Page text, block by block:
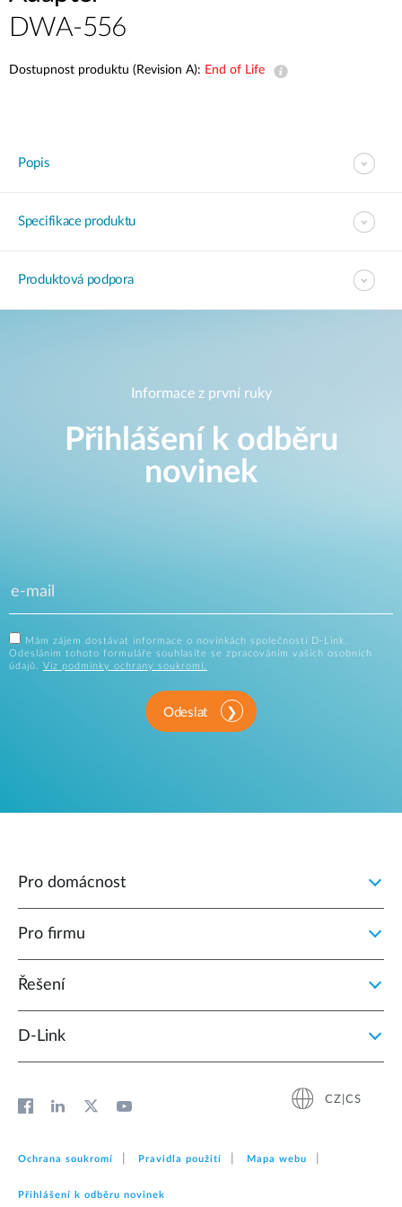
DWA-556
Dostupnost produktu (Revision A): End of Life
Popis
Specifikace produktu
Produktová podpora
Informace z první ruky
Přihlášení k odběru
novinek
Mám zájem dostávat informace o novinkách společnosti D-Link.
Odesláním tohoto formuláře souhlasíte se zpracováním vašich osobních
údajů. Viz podmínky ochrany soukromí.
Odeslat
Pro domácnost
Pro firmu
Řešení
D‑Link
CZ|CS
Ochrana soukromí Pravidla použití Mapa webu
Přihlášení k odběru novinek